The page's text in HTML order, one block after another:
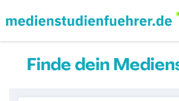
Finde dein